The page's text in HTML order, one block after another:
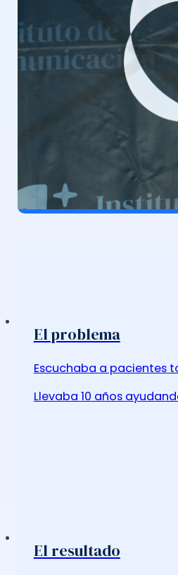
El problema
Escuchaba a pacientes
Llevaba 10 años
El resultado